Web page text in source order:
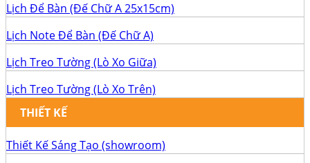
Lịch Để Bàn (Đế Chữ A 25x15cm)
Lịch Note Để Bàn (Đế Chữ A)
Lịch Treo Tường (Lò Xo Giữa)
Lịch Treo Tường (Lò Xo Trên)
THIẾT KẾ
Thiết Kế Sáng Tạo (showroom)